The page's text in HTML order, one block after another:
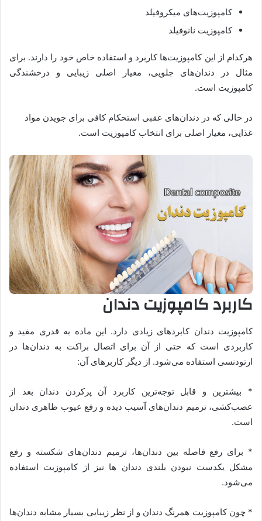
کامپوزیت‌های میکروفیلد
کامپوزیت نانوفیلد
هرکدام از این کامپوزیت‌ها کاربرد و استفاده خاص خود را دارند. برای
مثال در دندان‌های جلویی، معیار اصلی زیبایی و درخشندگی
کامپوزیت است.
در حالی که در دندان‌های عقبی استحکام کافی برای جویدن مواد
غذایی، معیار اصلی برای انتخاب کامپوزیت است.
کاربرد کامپوزیت دندان
کامپوزیت دندان کابردهای زیادی دارد. این ماده به قدری مفید و
کاربردی است که حتی از آن برای اتصال براکت به دندان‌ها در
ارتودنسی استفاده می‌شود. از دیگر کاربرهای آن:
* بیشترین و قابل توجه‌ترین کاربرد آن پرکردن دندان بعد از
عصب‌کشی، ترمیم دندان‌های آسیب دیده و رفع عیوب ظاهری دندان
است.
* برای رفع فاصله بین دندان‌ها، ترمیم دندان‌های شکسته و رفع
مشکل یکدست نبودن بلندی دندان ها نیز از کامپوزیت استفاده
می‌شود.
* چون کامپوزیت همرنگ دندان و از نظر زیبایی بسیار مشابه دندان‌ها